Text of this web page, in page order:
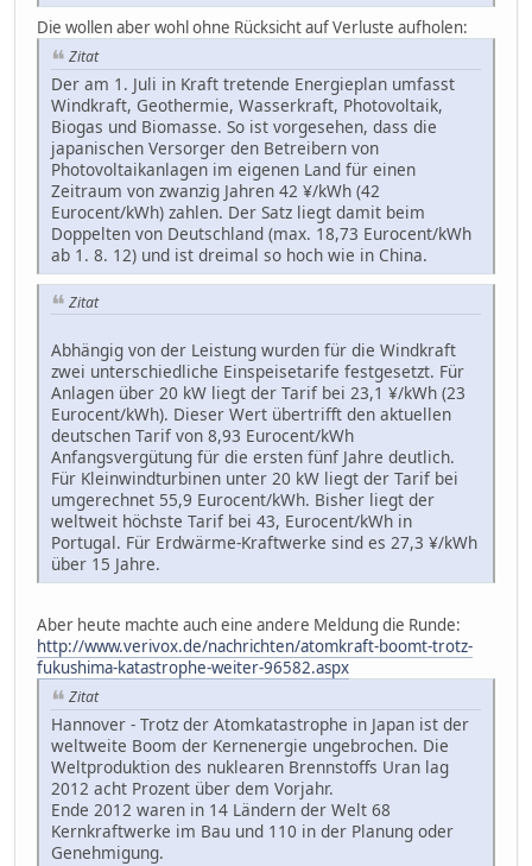
Die wollen aber wohl ohne Rücksicht auf Verluste aufholen:
Zitat
Der am 1. Juli in Kraft tretende Energieplan umfasst
Windkraft, Geothermie, Wasserkraft, Photovoltaik,
Biogas und Biomasse. So ist vorgesehen, dass die
japanischen Versorger den Betreibern von
Photovoltaikanlagen im eigenen Land für einen
Zeitraum von zwanzig Jahren 42 ¥/kWh (42
Eurocent/kWh) zahlen. Der Satz liegt damit beim
Doppelten von Deutschland (max. 18,73 Eurocent/kWh
ab 1. 8. 12) und ist dreimal so hoch wie in China.
Zitat
Abhängig von der Leistung wurden für die Windkraft
zwei unterschiedliche Einspeisetarife festgesetzt. Für
Anlagen über 20 kW liegt der Tarif bei 23,1 ¥/kWh (23
Eurocent/kWh). Dieser Wert übertrifft den aktuellen
deutschen Tarif von 8,93 Eurocent/kWh
Anfangsvergütung für die ersten fünf Jahre deutlich.
Für Kleinwindturbinen unter 20 kW liegt der Tarif bei
umgerechnet 55,9 Eurocent/kWh. Bisher liegt der
weltweit höchste Tarif bei 43, Eurocent/kWh in
Portugal. Für Erdwärme-Kraftwerke sind es 27,3 ¥/kWh
über 15 Jahre.
Aber heute machte auch eine andere Meldung die Runde:
http://www.verivox.de/nachrichten/atomkraft-boomt-trotz-
fukushima-katastrophe-weiter-96582.aspx
Zitat
Hannover - Trotz der Atomkatastrophe in Japan ist der
weltweite Boom der Kernenergie ungebrochen. Die
Weltproduktion des nuklearen Brennstoffs Uran lag
2012 acht Prozent über dem Vorjahr.
Ende 2012 waren in 14 Ländern der Welt 68
Kernkraftwerke im Bau und 110 in der Planung oder
Genehmigung.